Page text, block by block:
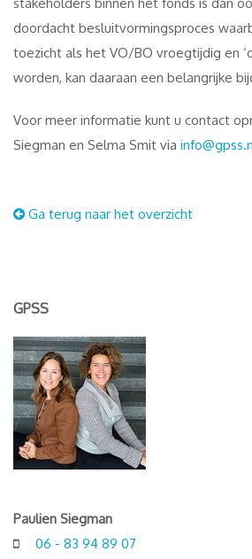
doordacht besluitvormingsproces
toezicht als het VO/BO vroegtijdig en
worden, kan daaraan een belangrijke
Voor meer informatie kunt u contact
Siegman en Selma Smit via
Ga terug naar het overzicht
GPSS
Paulien Siegman
06 - 83 94 89 07